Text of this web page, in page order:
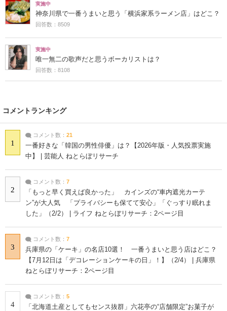
実施中
神奈川県で一番うまいと思う「横浜家系ラーメン店」はどこ？
回答数：8509
実施中
唯一無二の歌声だと思うボーカリストは？
回答数：8108
コメントランキング
1
コメント数： 21
一番好きな「韓国の男性俳優」は？【2026年版・人気投票実施
中】 | 芸能人 ねとらぼリサーチ
2
コメント数： 7
「もっと早く買えば良かった」 カインズの“車内遮光カーテ
ン”が大人気 「プライバシーも保てて安心」「ぐっすり眠れま
した」（2/2） | ライフ ねとらぼリサーチ：2ページ目
3
コメント数： 7
兵庫県の「ケーキ」の名店10選！ 一番うまいと思う店はどこ？
【7月12日は「デコレーションケーキの日」！】（2/4） | 兵庫県
ねとらぼリサーチ：2ページ目
4
コメント数： 5
「北海道土産としてもセンス抜群」六花亭の“店舗限定”お菓子が